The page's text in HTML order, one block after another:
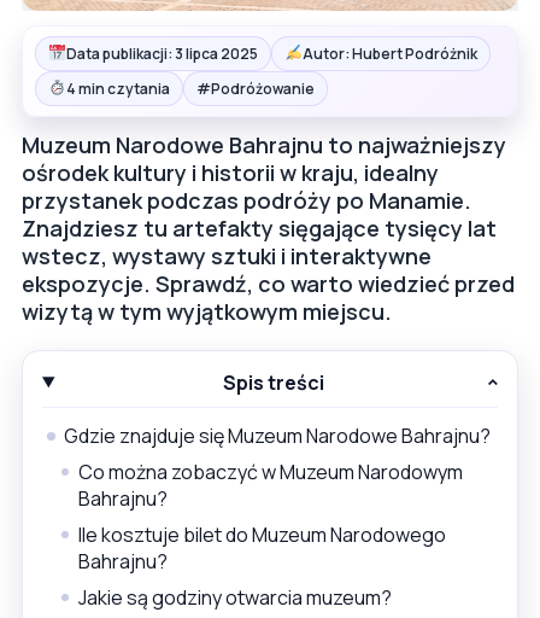
Data publikacji: 3 lipca 2025
Autor: Hubert Podróżnik
4 min czytania
#Podróżowanie
Muzeum Narodowe Bahrajnu to najważniejszy
ośrodek kultury i historii w kraju, idealny
przystanek podczas podróży po Manamie.
Znajdziesz tu artefakty sięgające tysięcy lat
wstecz, wystawy sztuki i interaktywne
ekspozycje. Sprawdź, co warto wiedzieć przed
wizytą w tym wyjątkowym miejscu.
Spis treści
Gdzie znajduje się Muzeum Narodowe Bahrajnu?
Co można zobaczyć w Muzeum Narodowym
Bahrajnu?
Ile kosztuje bilet do Muzeum Narodowego
Bahrajnu?
Jakie są godziny otwarcia muzeum?